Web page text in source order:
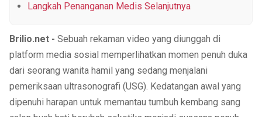
Langkah Penanganan Medis Selanjutnya
Brilio.net - Sebuah rekaman video yang diunggah di
platform media sosial memperlihatkan momen penuh duka
dari seorang wanita hamil yang sedang menjalani
pemeriksaan ultrasonografi (USG). Kedatangan awal yang
dipenuhi harapan untuk memantau tumbuh kembang sang